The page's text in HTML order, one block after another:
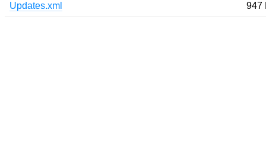
Updates.xml 947